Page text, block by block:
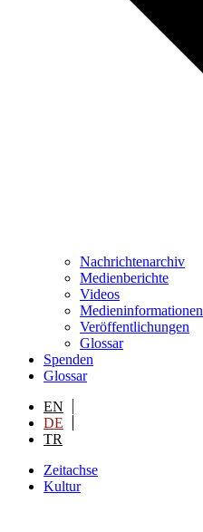
Nachrichtenarchiv
Medienberichte
Videos
Medieninformationen
Veröffentlichungen
Glossar
Spenden
Glossar
EN
DE
TR
Zeitachse
Kultur